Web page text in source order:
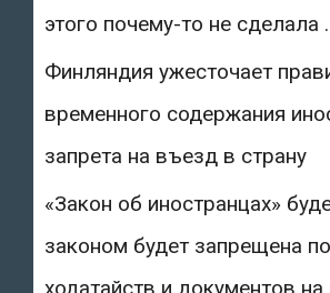
этого почему-то не сделала
Финляндия ужесточает
временного содержания
запрета на въезд в страну
«Закон об иностранцах»
законом будет запрещена
ходатайств и документов